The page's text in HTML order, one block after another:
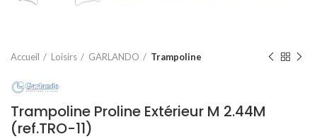
Accueil Loisirs GARLANDO Trampoline
Trampoline Proline Extérieur M 2.44M
(ref.TRO-11)